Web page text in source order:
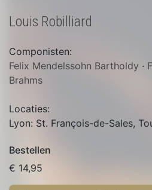
Louis Robilliard
Componisten:
Felix Mendelssohn Bartholdy ·
Brahms
Locaties:
Lyon: St. François-de-Sales,
Bestellen
€ 14,95